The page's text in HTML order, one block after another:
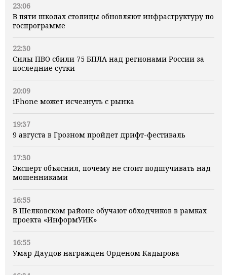
23:06
В пяти школах столицы обновляют инфраструктуру по
госпрограмме
22:30
Силы ПВО сбили 75 БПЛА над регионами России за
последние сутки
20:09
iPhone может исчезнуть с рынка
19:37
9 августа в Грозном пройдет дрифт-фестиваль
17:30
Эксперт объяснил, почему не стоит подшучивать над
мошенниками
16:55
В Шелковском районе обучают обходчиков в рамках
проекта «ИнформУИК»
16:55
Умар Даудов награжден Орденом Кадырова